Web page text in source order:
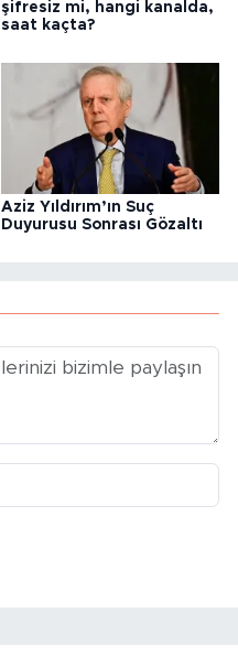
şifresiz mi, hangi kanalda,
saat kaçta?
Aziz Yıldırım’ın Suç
Duyurusu Sonrası Gözaltı